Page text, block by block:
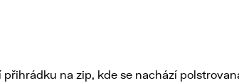
na zip, kde se nachází